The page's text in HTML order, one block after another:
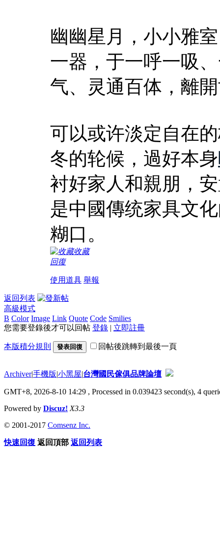
幽幽星月，小小雅
一器，于一呼一吸
气、灵通百体，離
可以或许淡定自在
冬的轮候，過好本身
衬好家人和親朋，
是中國傳统家具文
糊口。
收藏
回復
使用道具 舉報
返回列表
高級模式
B Color Image Link Quote Code Smilies
您需要登錄後才可以回帖 登錄 | 立即註冊
本版積分規則 發表回復 回帖後跳轉到最後一頁
Archiver|手機版|小黑屋|台灣國民傢俱品牌論壇
GMT+8, 2026-8-10 14:29 , Processed in 0.039423 second(s), 4
Powered by Discuz! X3.3
© 2001-2017 Comsenz Inc.
快速回復 返回頂部 返回列表